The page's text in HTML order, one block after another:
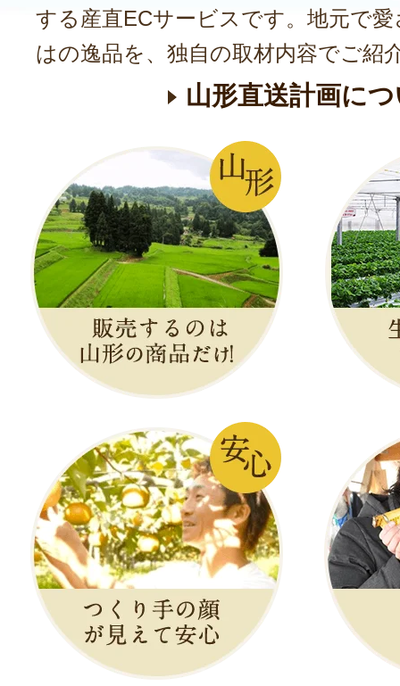
楽しみにされていたよう
ますと送る...
する産直ECサービスです。地元で
はの逸品を、独自の取材内容でご紹
山形直送計画に